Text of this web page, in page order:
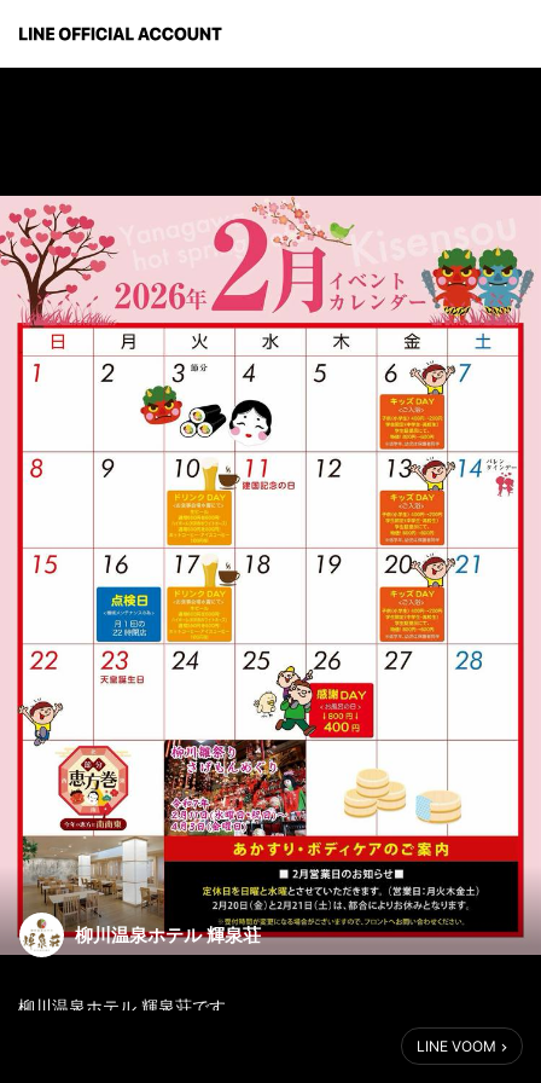
柳川温泉ホテル 輝泉荘
柳川温泉ホテル 輝泉荘です。
平素は格別のご愛顧を賜り、皆様には厚く御礼申し上げます。
LINE VOOM